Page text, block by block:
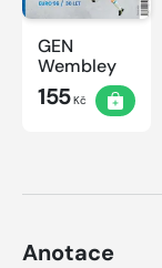
GEN
Wembley
155Kč
Anotace